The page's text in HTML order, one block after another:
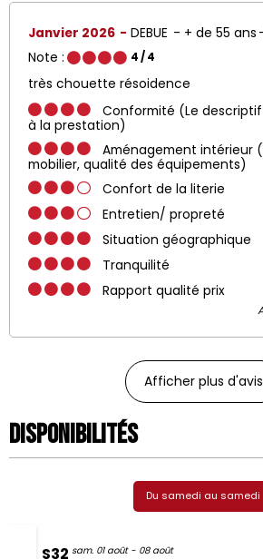
Janvier 2026 DEBUE + de 55 ans
Note :
4/ 4
très chouette résoidence
Conformité (Le
à la prestation)
Aménagement intérieur
mobilier, qualité des équipements)
Confort de la literie
Entretien/ propreté
Situation géographique
Tranquilité
Rapport qualité prix
Afficher plus d'avis
Disponibilités
Du samedi au samedi
S32 sam. 01 août - 08 août